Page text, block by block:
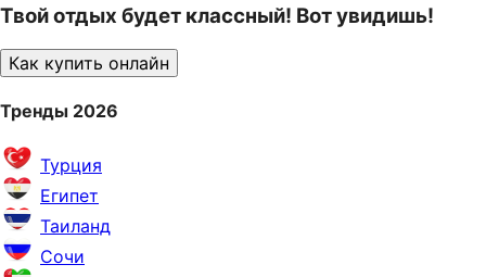
Твой отдых будет классный! Вот увидишь!
Как купить онлайн
Тренды 2026
Турция
Египет
Таиланд
Сочи